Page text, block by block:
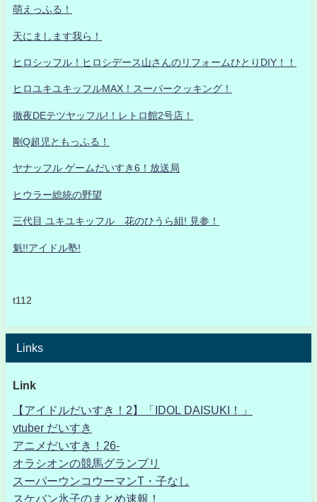
萌えっふる！
天にまします我ら！
ヒロシッフル！ヒロシデース山さんのリフォームひとりDIY！！
ヒロユキユキッフルMAX！スーパークッキング！
徹夜DEテツヤッフル!！レトロ館2号店！
剛Q超児ともっふる！
ヤナッフル ゲームだいすき6！放送局
ヒウラー総統の野望
三代目 ユキユキッフル 花のひうら組! 見参！
魁!!アイドル塾!
t112
Links
Link
【アイドルだいすき！2】「IDOL DAISUKI！」
vtuber だいすき
アニメだいすき！26-
オラシオンの競馬グランプリ
スーパーウンコウーマンT・子なし
スケバン氷子のまとめ速報！